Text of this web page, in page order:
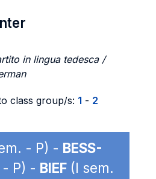
in lingua tedesca /
class group/s: 1 - 2
- P) - BESS-
- P) - BIEF (I sem.